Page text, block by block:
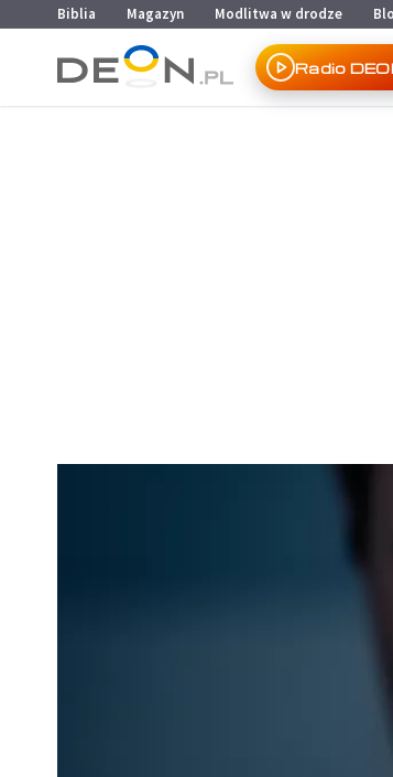
Przejdź do menu głównego
Przejdź do treści
Biblia Magazyn Modlitwa w drodze
Radio